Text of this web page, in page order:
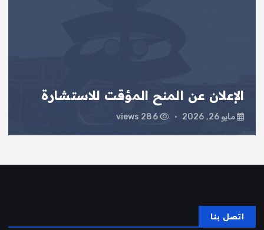
الإعلان عن المنح المؤقت للاستشارة
مايو 26, 2026 286 views
اتصل بنا